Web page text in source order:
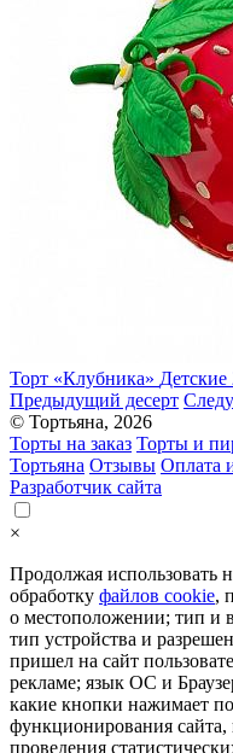
Торт «Клубника» Детские
Предыдущий десерт
© Тортьяна, 2026
Торты на заказ Торты и
Тортьяна Отзывы Оплата
Разработчик сайта
×
Продолжая использовать
обработку файлов cookie,
о местоположении; тип и
тип устройства и
пришел на сайт
рекламе; язык ОС и
какие кнопки нажимает
функционирования сайта,
проведения